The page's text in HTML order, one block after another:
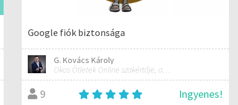
Google fiók biztonsága
G. Kovács Károly
Okos Ötletek Online szakértője, alapítója
9 Ingyenes!